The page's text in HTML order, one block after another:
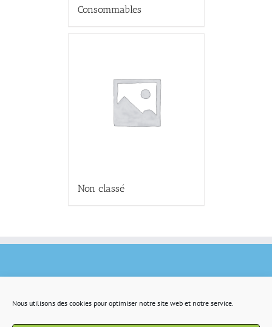
Nous utilisons des cookies pour optimiser notre site web et notre service.
Consommables
Non classé